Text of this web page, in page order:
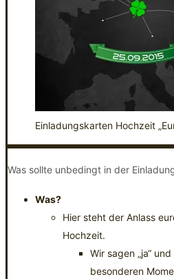
Einladungskarten Hochzeit
Was sollte unbedingt in der
Was?
Hier steht der Anlass
Hochzeit.
Wir sagen „ja“
besonderen